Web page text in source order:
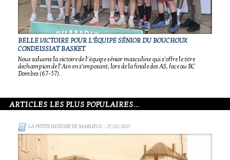
BELLE VICTOIRE POUR L'ÉQUIPE SÉNIOR DU BOUCHOUX
CONDEISSIAT BASKET
Nous saluons la victoire de l’équipe sénior masculine qui s’offre le titre
dechampion de l’Ain en s’imposant, lors de la finale des AS, face au BC
Dombes (67-57)..
ARTICLES LES PLUS POPULAIRES...
LA PETITE HISTOIRE DE MARLIEUX- 25/11/2015